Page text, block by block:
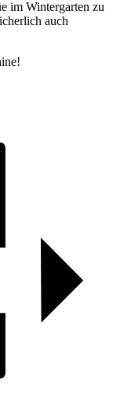
im Wintergarten zu
auch